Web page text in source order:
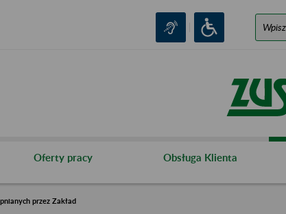
Oferty pracy Obsługa Klienta
przez Zakład